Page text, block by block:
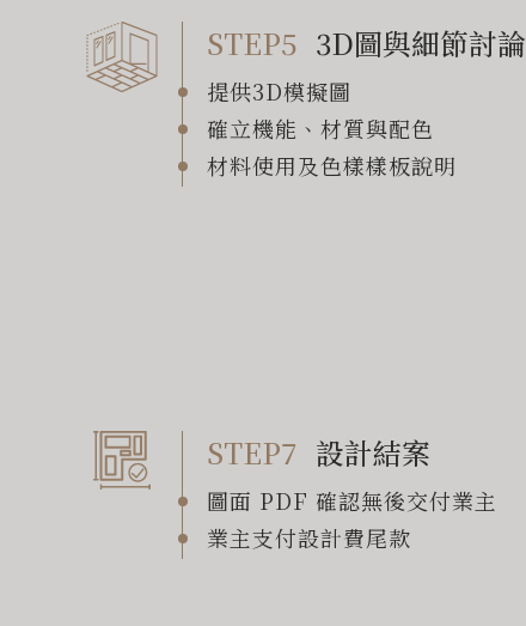
STEP5 3D圖與細節討論
提供3D模擬圖
確立機能、材質與配色
材料使用及色樣樣板說明
STEP7 設計結案
圖面 PDF 確認無後交付業主
業主支付設計費尾款